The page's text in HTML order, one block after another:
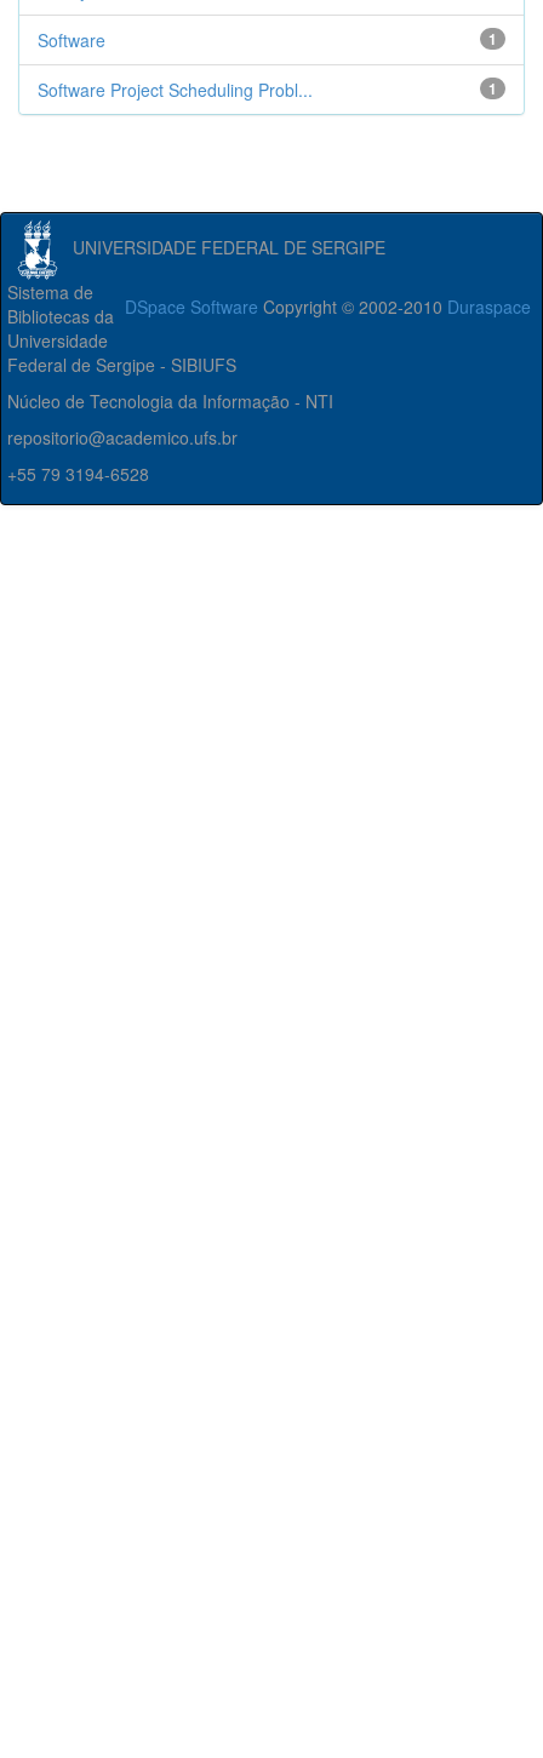
1
Software
1
Software Project Scheduling Probl...
UNIVERSIDADE FEDERAL DE SERGIPE
DSpace Software Copyright © 2002-2010 Duraspace
Sistema de
Bibliotecas da
Universidade
Federal de Sergipe - SIBIUFS
Núcleo de Tecnologia da Informação - NTI
repositorio@academico.ufs.br
+55 79 3194-6528